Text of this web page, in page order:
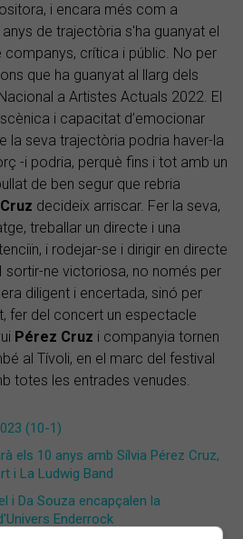
i encara més com a
de trajectòria s'ha guanyat el
crítica i públic. No per
que ha guanyat al llarg dels
a Artistes Actuals 2022. El
i capacitat d’emocionar
la seva trajectòria podria haver-la
-i podria, perquè fins i tot amb un
de ben segur que rebria
decideix arriscar. Fer la seva,
treballar un directe i una
i rodejar-se i dirigir en directe
sortir-ne victoriosa, no només per
diligent i encertada, sinó per
fer del concert un espectacle
Pérez Cruz i companyia tornen
al Tívoli, en el marc del festival
totes les entrades venudes.
(10-1)
els 10 anys amb Sílvia Pérez Cruz,
i La Ludwig Band
i Da Souza encapçalen la
Enderrock